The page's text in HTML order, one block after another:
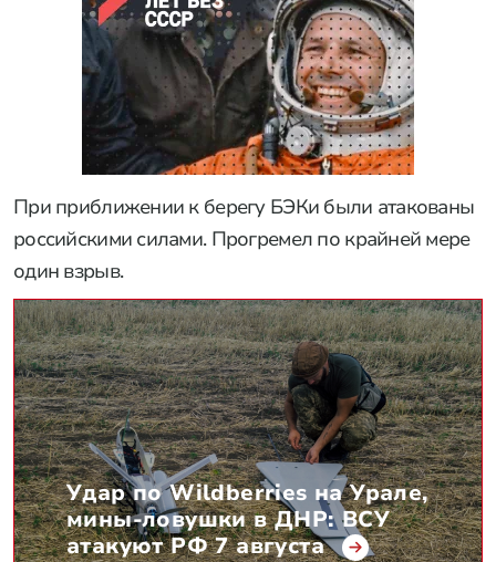
При приближении к берегу БЭКи были атакованы
российскими силами. Прогремел по крайней мере
один взрыв.
Удар по Wildberries на Урале,
мины-ловушки в ДНР: ВСУ
атакуют РФ 7 августа